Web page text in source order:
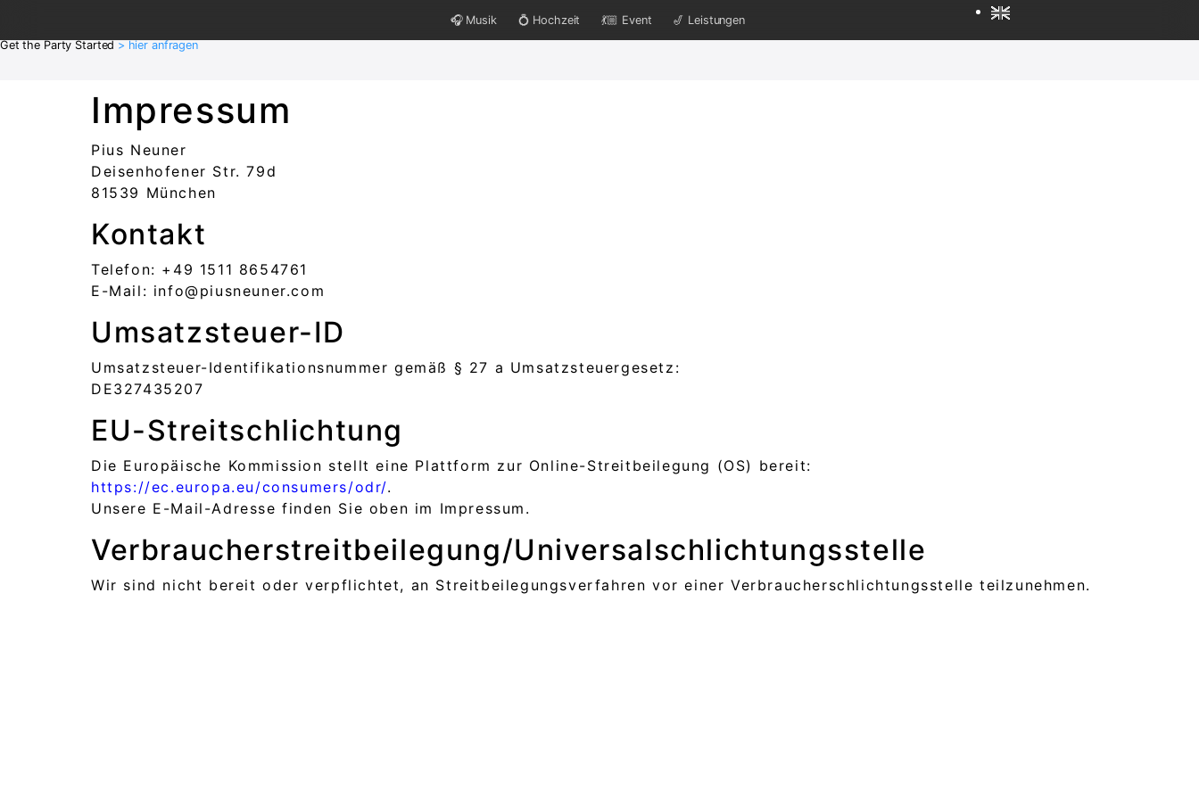
🎧 Musik 💍 Hochzeit 💃🏼 Event
🎷 Leistungen
Get the Party Started > hier anfragen
Impressum
Pius Neuner
Deisenhofener Str. 79d
81539 München
Kontakt
Telefon: +49 1511 8654761
E-Mail: info@piusneuner.com
Umsatzsteuer-ID
Umsatzsteuer-Identifikationsnummer gemäß § 27 a Umsatzsteuergesetz:
DE327435207
EU-Streitschlichtung
Die Europäische Kommission stellt eine Plattform zur Online-Streitbeilegung (OS) bereit:
https://ec.europa.eu/consumers/odr/.
Unsere E-Mail-Adresse finden Sie oben im Impressum.
Verbraucher­streit­beilegung/Universal­schlichtungs­stelle
Wir sind nicht bereit oder verpflichtet, an Streitbeilegungsverfahren vor einer Verbraucherschlichtungsstelle teilzunehmen.